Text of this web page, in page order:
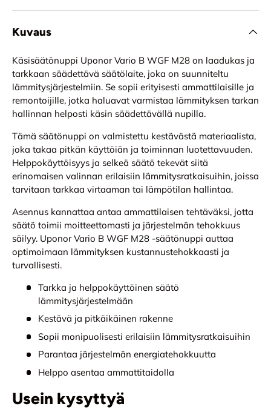
Kuvaus
Käsisäätönuppi Uponor Vario B WGF M28 on laadukas ja
tarkkaan säädettävä säätölaite, joka on suunniteltu
lämmitysjärjestelmiin. Se sopii erityisesti ammattilaisille ja
remontoijille, jotka haluavat varmistaa lämmityksen tarkan
hallinnan helposti käsin säädettävällä nupilla.
Tämä säätönuppi on valmistettu kestävästä materiaalista,
joka takaa pitkän käyttöiän ja toiminnan luotettavuuden.
Helppokäyttöisyys ja selkeä säätö tekevät siitä
erinomaisen valinnan erilaisiin lämmitysratkaisuihin, joissa
tarvitaan tarkkaa virtaaman tai lämpötilan hallintaa.
Asennus kannattaa antaa ammattilaisen tehtäväksi, jotta
säätö toimii moitteettomasti ja järjestelmän tehokkuus
säilyy. Uponor Vario B WGF M28 -säätönuppi auttaa
optimoimaan lämmityksen kustannustehokkaasti ja
turvallisesti.
Tarkka ja helppokäyttöinen säätö
lämmitysjärjestelmään
Kestävä ja pitkäikäinen rakenne
Sopii monipuolisesti erilaisiin lämmitysratkaisuihin
Parantaa järjestelmän energiatehokkuutta
Helppo asentaa ammattitaidolla
Usein kysyttyä